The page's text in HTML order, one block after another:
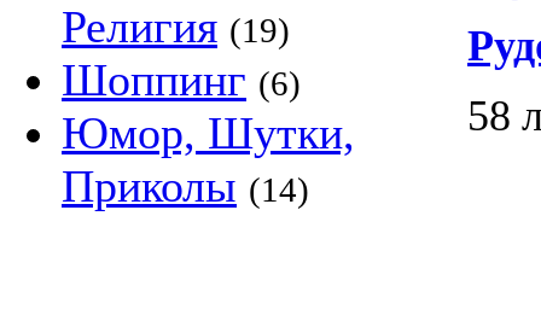
Религия (19)
Шоппинг (6)
Юмор, Шутки,
Приколы (14)
58